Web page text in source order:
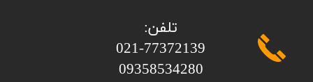
تلفن:
​​​​​​​021-77372139
​​​​​​​09358534280